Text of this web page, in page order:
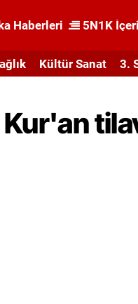
Haberleri 5N1K
Kültür Sanat 3.